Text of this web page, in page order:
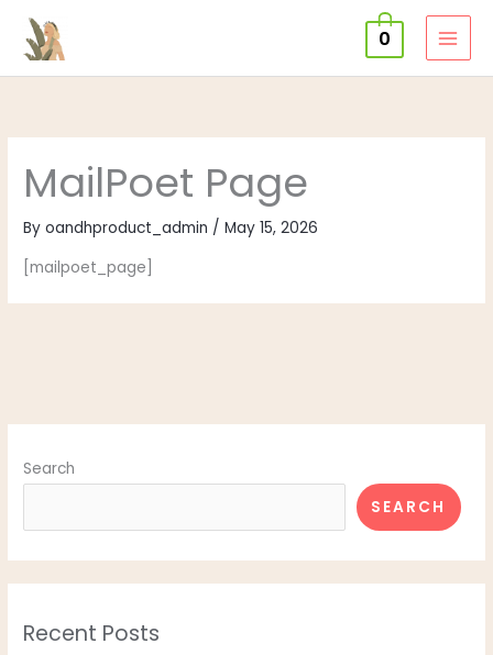
content
0
Search
SEARCH
Recent Posts
MailPoet Page
Byoandhproduct_admin /May 15, 2026
[mailpoet_page]